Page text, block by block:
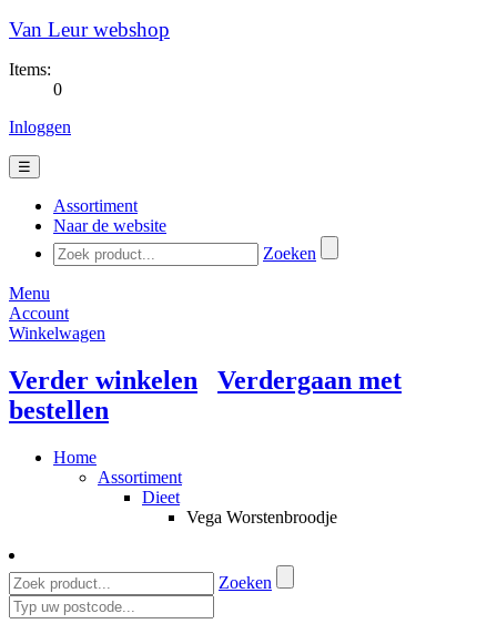
Van Leur webshop
Items:
0
Inloggen
☰
Assortiment
Naar de website
Zoeken
Menu
Account
Winkelwagen
Verder winkelen
Verdergaan met
bestellen
Home
Assortiment
Dieet
Vega Worstenbroodje
Zoeken